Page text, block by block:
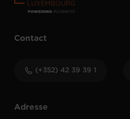
Adresse
Contact
(+352) 42 39 39 1